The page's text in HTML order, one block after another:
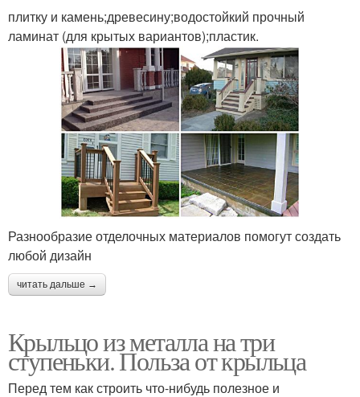
плитку и камень;древесину;водостойкий прочный
ламинат (для крытых вариантов);пластик.
Разнообразие отделочных материалов помогут создать
любой дизайн
читать дальше →
Крыльцо из металла на три
ступеньки. Польза от крыльца
Перед тем как строить что-нибудь полезное и